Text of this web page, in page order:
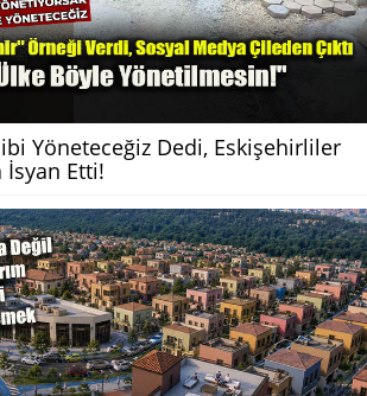
Yöneteceğiz Dedi, Eskişehirliler
İsyan Etti!